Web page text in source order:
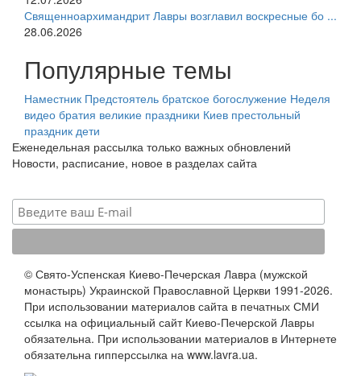
Священноархимандрит Лавры возглавил воскресные бо ...
28.06.2026
Популярные темы
Наместник Предстоятель братское богослужение Неделя
видео братия великие праздники Киев престольный
праздник дети
Еженедельная рассылка только важных обновлений
Новости, расписание, новое в разделах сайта
© Свято-Успенская Киево-Печерская Лавра (мужской
монастырь) Украинской Православной Церкви 1991-2026.
При использовании материалов сайта в печатных СМИ
ссылка на официальный сайт Киево-Печерской Лавры
обязательна. При использовании материалов в Интернете
обязательна гипперссылка на www.lavra.ua.